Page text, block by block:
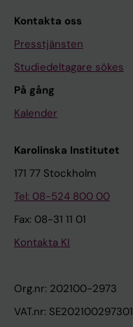
Kontakta oss
Presstjänsten
Studiedeltagare sökes
På gång
Kalender
Karolinska Institutet
171 77 Stockholm
Tel: 08-524 800 00
Fax: 08-31 11 01
Kontakta KI
Org.nr: 202100-2973
VAT.nr: SE202100297301